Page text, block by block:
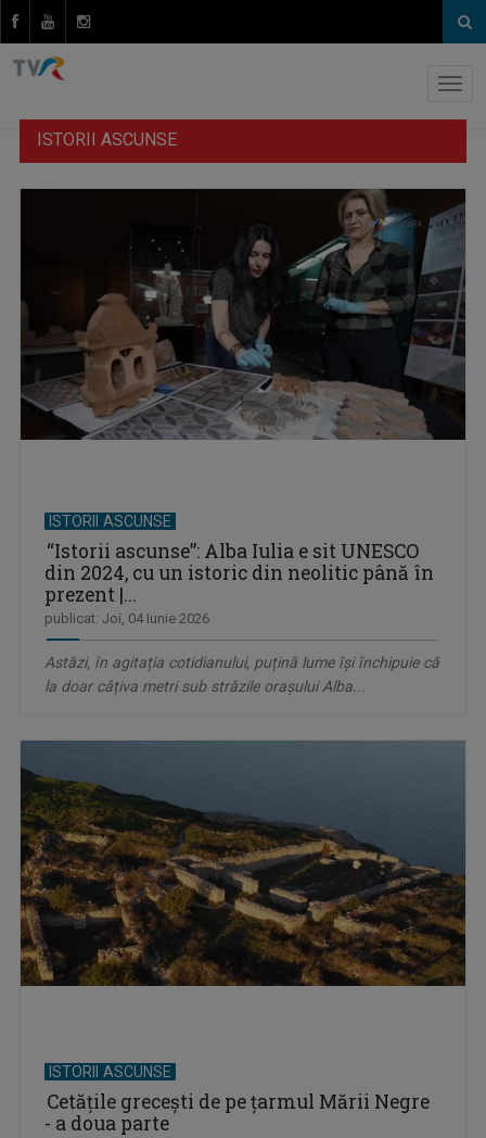
ISTORII ASCUNSE
ISTORII ASCUNSE
“Istorii ascunse”: Alba Iulia e sit UNESCO
din 2024, cu un istoric din neolitic până în
prezent |...
publicat: Joi, 04 Iunie 2026
Astăzi, în agitația cotidianului, puțină lume își închipuie că
la doar câțiva metri sub străzile orașului Alba...
ISTORII ASCUNSE
Cetăţile greceşti de pe ţarmul Mării Negre
- a doua parte